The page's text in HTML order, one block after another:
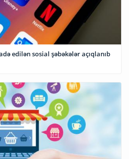
edilən sosial şəbəkələr açıqlanıb